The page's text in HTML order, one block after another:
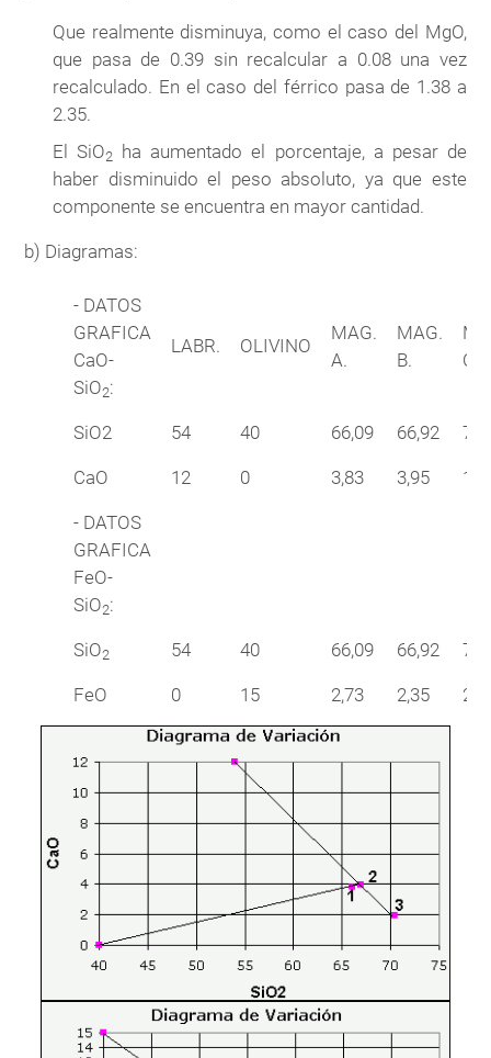
Que realmente disminuya, como el caso del MgO,
que pasa de 0.39 sin recalcular a 0.08 una vez
recalculado. En el caso del férrico pasa de 1.38 a
2.35.
El SiO2 ha aumentado el porcentaje, a pesar de
haber disminuido el peso absoluto, ya que este
componente se encuentra en mayor cantidad.
b) Diagramas:
- DATOS
GRAFICA
CaO-
SiO2:
LABR. OLIVINO
MAG.
A.
MAG.
B.
C.
SiO2 54 40 66,09 66,92
CaO 12 0 3,83 3,95
- DATOS
GRAFICA
FeO-
SiO2:
SiO2 54 40 66,09 66,92
FeO 0 15 2,73 2,35